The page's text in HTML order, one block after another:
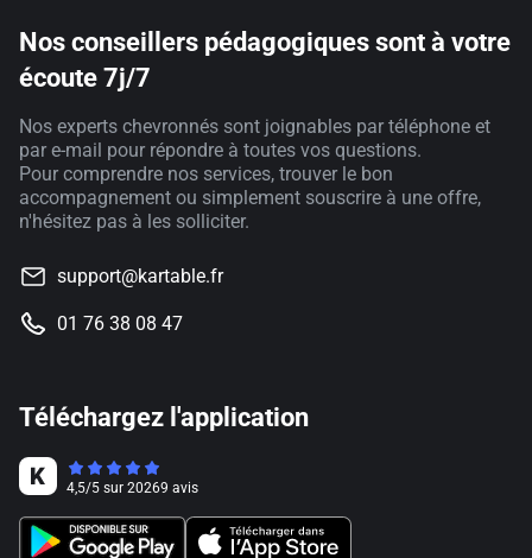
Nos conseillers pédagogiques sont à votre
écoute 7j/7
Nos experts chevronnés sont joignables par téléphone et
par e-mail pour répondre à toutes vos questions.
Pour comprendre nos services, trouver le bon
accompagnement ou simplement souscrire à une offre,
n'hésitez pas à les solliciter.
support@kartable.fr
01 76 38 08 47
Téléchargez l'application
4,5/5 sur 20269 avis